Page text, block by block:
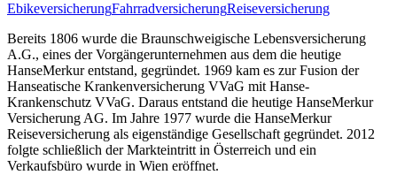
EbikeversicherungFahrradversicherungReiseversicherung
Bereits 1806 wurde die Braunschweigische Lebensversicherung
A.G., eines der Vorgängerunternehmen aus dem die heutige
HanseMerkur entstand, gegründet. 1969 kam es zur Fusion der
Hanseatische Krankenversicherung VVaG mit Hanse-
Krankenschutz VVaG. Daraus entstand die heutige HanseMerkur
Versicherung AG. Im Jahre 1977 wurde die HanseMerkur
Reiseversicherung als eigenständige Gesellschaft gegründet. 2012
folgte schließlich der Markteintritt in Österreich und ein
Verkaufsbüro wurde in Wien eröffnet.